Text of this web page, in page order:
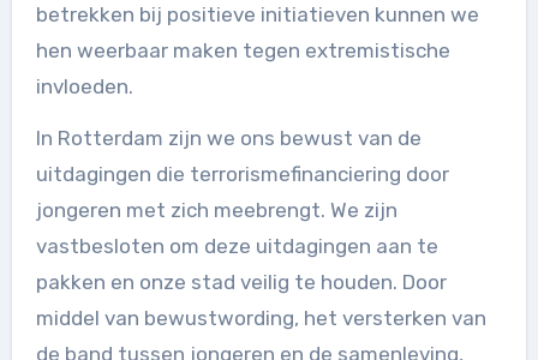
betrekken bij positieve initiatieven kunnen we
hen weerbaar maken tegen extremistische
invloeden.
In Rotterdam zijn we ons bewust van de
uitdagingen die terrorismefinanciering door
jongeren met zich meebrengt. We zijn
vastbesloten om deze uitdagingen aan te
pakken en onze stad veilig te houden. Door
middel van bewustwording, het versterken van
de band tussen jongeren en de samenleving,